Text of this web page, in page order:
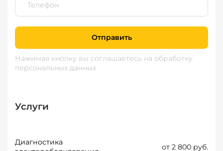
Отправить
Нажимая кнопку вы соглашаетесь на обработку
персональных данных
Услуги
Диагностика
от 2 800 руб.